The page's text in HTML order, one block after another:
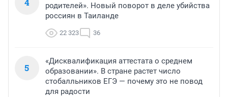
4
родителей». Новый поворот в деле убийства
россиян в Таиланде
22 323 36
5
«Дисквалификация аттестата о среднем
образовании». В стране растет число
стобалльников ЕГЭ — почему это не повод
для радости